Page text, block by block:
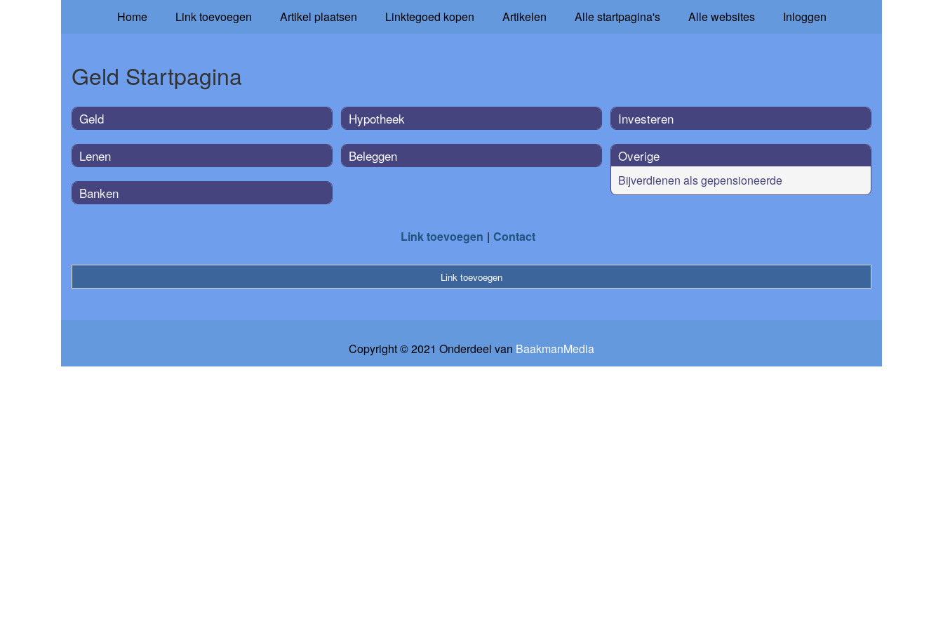
Home Link toevoegen Artikel plaatsen Linktegoed kopen Artikelen Alle startpagina's Alle websites Inloggen
Geld Startpagina
Geld
Lenen
Banken
Hypotheek
Beleggen
Investeren
Overige
Bijverdienen als gepensioneerde
Link toevoegen Contact
Link toevoegen
Copyright © 2021 Onderdeel van BaakmanMedia